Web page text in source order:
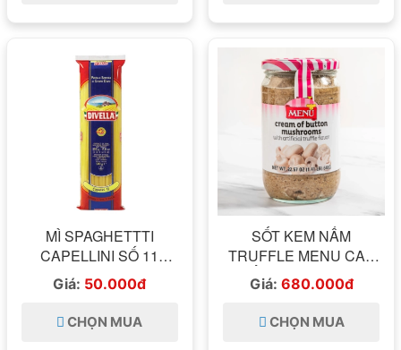
MÌ SPAGHETTTI
CAPELLINI SỐ 11
DIVELLA 500GR - MỆNH
DANH SỢI TÓC THIÊN
THẦN ANGEL HAIR
ITALIA
Giá: 50.000đ
CHỌN MUA
SỐT KEM NẤM
TRUFFLE MENU CAO
CẤP 640GR ITALIA
Giá: 680.000đ
CHỌN MUA